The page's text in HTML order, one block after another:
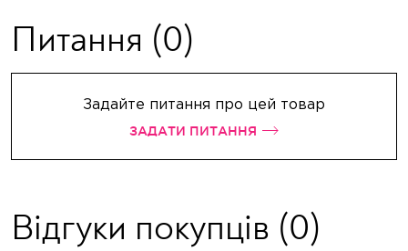
Питання (0)
Задайте питання про цей товар
ЗАДАТИ ПИТАННЯ
Відгуки покупців (0)